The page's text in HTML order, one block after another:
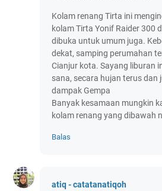
Kolam renang Tirta ini
kolam Tirta Yonif Raider 300
dibuka untuk umum juga.
dekat, samping perumahan
Cianjur kota. Sayang liburan
sana, secara hujan terus dan
dampak Gempa
Banyak kesamaan mungkin
kolam renang yang dibawah
Balas
atiq - catatanatiqoh